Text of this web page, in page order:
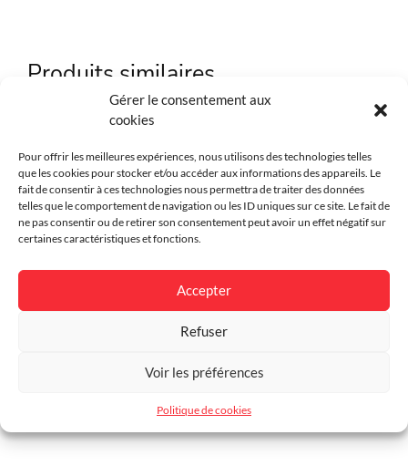
Gérer le consentement aux
cookies
Pour offrir les meilleures expériences, nous utilisons des technologies telles
que les cookies pour stocker et/ou accéder aux informations des appareils. Le
fait de consentir à ces technologies nous permettra de traiter des données
telles que le comportement de navigation ou les ID uniques sur ce site. Le fait de
ne pas consentir ou de retirer son consentement peut avoir un effet négatif sur
certaines caractéristiques et fonctions.
Accepter
Refuser
Voir les préférences
Politique de cookies
Couleur Au choix
Environnement Urbain
5 ans
H 1270 - Ø 273 mm
Produits similaires
Potelet Boule Ligne
Province Ø76mm